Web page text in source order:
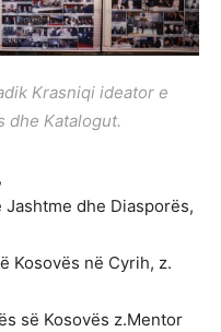
Krasniqi ideator e
dhe Katalogut.
dhe Diasporës,
Kosovës në Cyrih, z.
së Kosovës z.Mentor